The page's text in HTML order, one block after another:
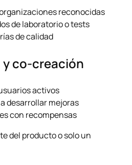
reconocidas
de laboratorio o tests
de calidad
y co-creación
activos
desarrollar mejoras
con recompensas
del producto o solo un